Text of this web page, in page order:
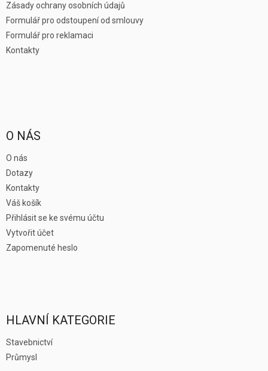
Zásady ochrany osobních údajů
Formulář pro odstoupení od smlouvy
Formulář pro reklamaci
Kontakty
O NÁS
O nás
Dotazy
Kontakty
Váš košík
Přihlásit se ke svému účtu
Vytvořit účet
Zapomenuté heslo
HLAVNÍ KATEGORIE
Stavebnictví
Průmysl